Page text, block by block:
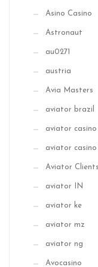
Asino Casino
Astronaut
au0271
austria
Avia Masters
aviator brazil
aviator casino
aviator
Aviator
aviator IN
aviator ke
aviator mz
aviator ng
Avocasino